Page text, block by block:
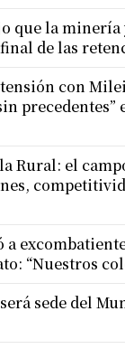
que la minería
de las
con
precedentes”
Rural: el
“Nuestros
sede del